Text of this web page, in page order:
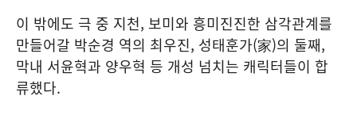
이 밖에도 극 중 지천, 보미와 흥미진진한 삼각관계를
만들어갈 박순경 역의 최우진, 성태훈가(家)의 둘째,
막내 서윤혁과 양우혁 등 개성 넘치는 캐릭터들이 합
류했다.